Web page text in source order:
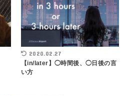
2020.02.27
【in/later】◯時間後、◯日後の言
い方